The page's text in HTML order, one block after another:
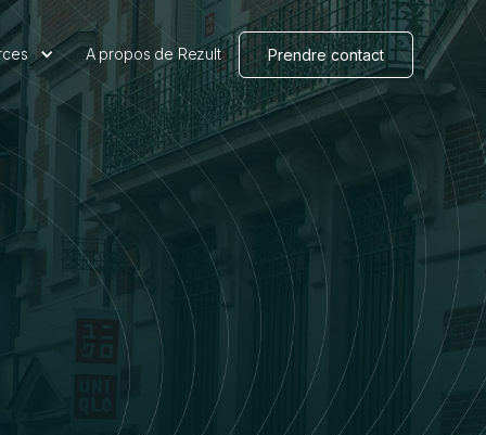
A propos de Rezult Prendre contact